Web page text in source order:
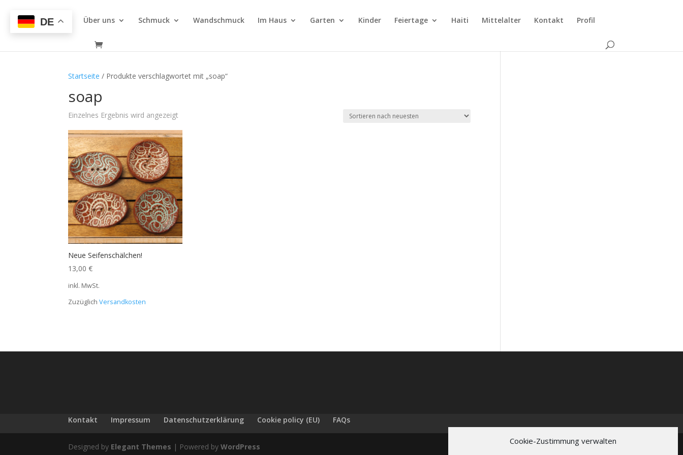
Cookie-Zustimmung verwalten
Über uns Schmuck Wandschmuck Im Haus Garten Kinder Feiertage Haiti Mittelalter Kontakt Profil
Startseite / Produkte verschlagwortet mit „soap“
soap
Einzelnes Ergebnis wird angezeigt
Neue Seifenschälchen!
13,00€
inkl. MwSt.
ZuzüglichVersandkosten
Kontakt Impressum Datenschutzerklärung Cookie policy (EU) FAQs
Designed by Elegant Themes | Powered byWordPress
DE